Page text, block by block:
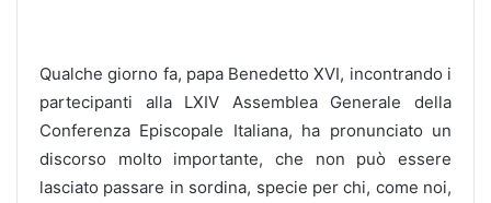
Qualche giorno fa, papa Benedetto XVI, incontrando i
partecipanti alla LXIV Assemblea Generale della
Conferenza Episcopale Italiana, ha pronunciato un
discorso molto importante, che non può essere
lasciato passare in sordina, specie per chi, come noi,